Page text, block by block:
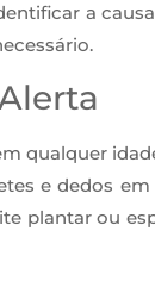
a
qualquer
e dedos
plantar ou